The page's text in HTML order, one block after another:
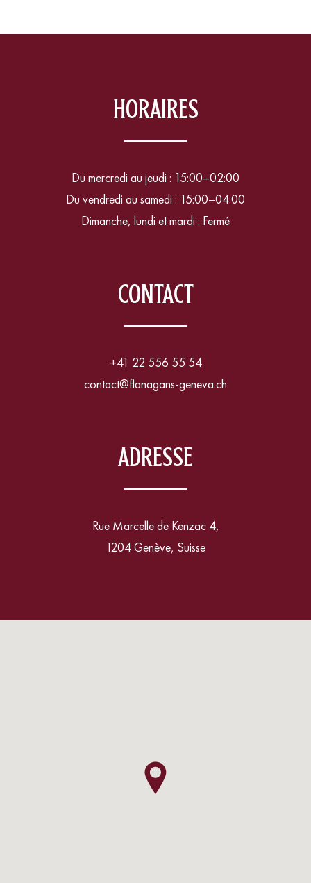
HORAIRES
Du mercredi au jeudi : 15:00–02:00
Du vendredi au samedi : 15:00–04:00
Dimanche, lundi et mardi : Fermé
CONTACT
+41 22 556 55 54
contact@flanagans-geneva.ch
ADRESSE
Rue Marcelle de Kenzac 4,
1204 Genève, Suisse